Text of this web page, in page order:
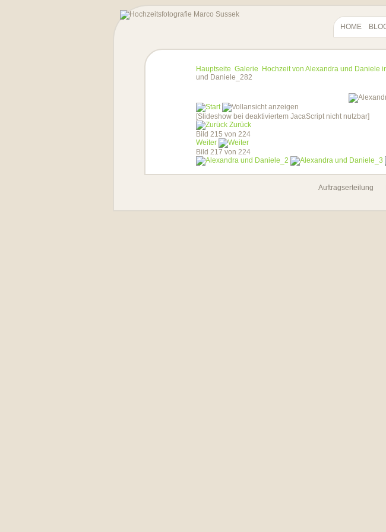
HOME
Hauptseite Galerie Hochzeit von Alexandra und Daniele
und Daniele_282
[Slideshow bei deaktiviertem JacaScript nicht nutzbar]
Zurück
Bild 215 von 224
Weiter
Bild 217 von 224
Auftragserteilung